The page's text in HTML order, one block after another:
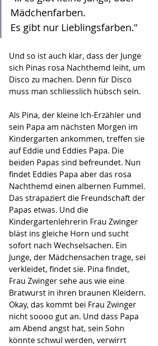
Mädchenfarben.
Es gibt nur Lieblingsfarben."
Und so ist auch klar, dass der Junge
sich Pinas rosa Nachthemd leiht, um
Disco zu machen. Denn für Disco
muss man schliesslich hübsch sein.
Als Pina, der kleine Ich-Erzähler und
sein Papa am nächsten Morgen im
Kindergarten ankommen, treffen sie
auf Eddie und Eddies Papa. Die
beiden Papas sind befreundet. Nun
findet Eddies Papa aber das rosa
Nachthemd einen albernen Fummel.
Das strapaziert die Freundschaft der
Papas etwas. Und die
Kindergartenlehrerin Frau Zwinger
bläst ins gleiche Horn und sucht
sofort nach Wechselsachen. Ein
Junge, der Mädchensachen trage, sei
verkleidet, findet sie. Pina findet,
Frau Zwinger sehe aus wie eine
Bratwurst in ihren braunen Kleidern.
Okay, das kommt bei Frau Zwinger
nicht soooo gut an. Und dass Papa
am Abend angst hat, sein Sohn
könnte schwul werden, verwirrt